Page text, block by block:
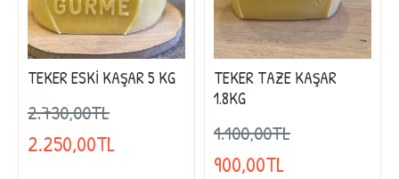
TEKER ESKİ KAŞAR 5 KG
2.730,00TL
2.250,00TL
TEKER TAZE KAŞAR
1.8KG
1.100,00TL
900,00TL